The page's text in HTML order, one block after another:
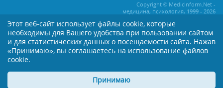
Copyright © MedicInform.Net -
медицина, психология, 1999 - 2026
Копирование или иное распространение статей нашего сайта строго
воспрещается. Копирование раздела "Новости" допускается при наличии
активной открытой для поисковиков ссылки на MedicInform.Net
Материалы на сайте представлены в справочных целях. Редакция не всегда
применением тех или иных рекомендаций настоятельно рекомендуется
посоветоваться с Вашим лечащим врачом!
Этот веб-сайт использует файлы cookie, которые
необходимы для Вашего удобства при пользовании сайтом
и для статистических данных о посещаемости сайта. Нажав
«Принимаю», вы соглашаетесь на использование файлов
cookie.
Принимаю